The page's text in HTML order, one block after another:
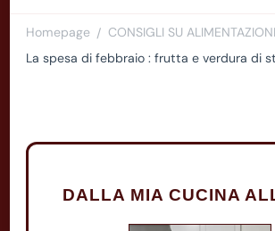
Homepage / CONSIGLI SU
La spesa di febbraio : frutta e verdura di
DALLA MIA CUCINA